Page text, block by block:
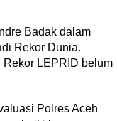
Badak dalam
Rekor Dunia.
Rekor LEPRID belum
Polres Aceh